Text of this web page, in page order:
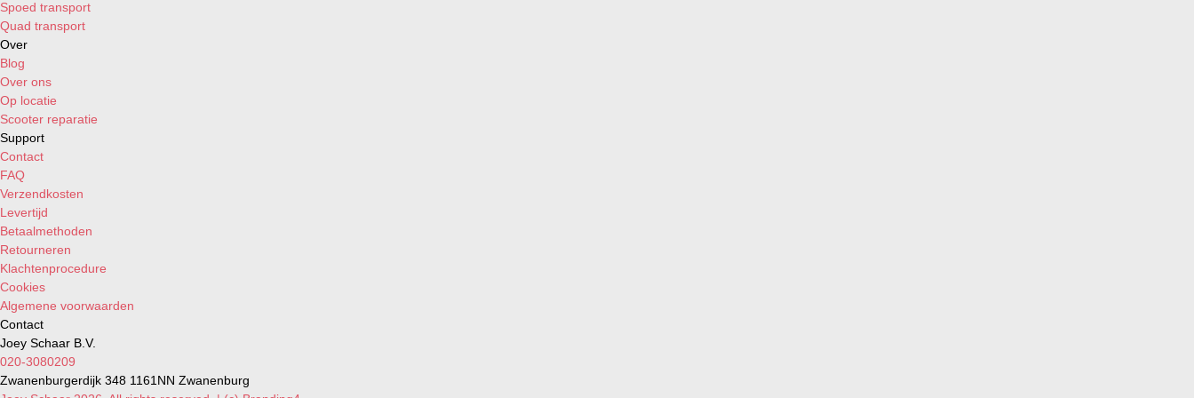
Derbi Boulevard 125 AIR 4T E3 '08-'12 (SPORT VARIATOR)
Derbi Boulevard 200 AIR 4T E2 '05-'06 (SPORT VARIATOR)
Spoed transport
Quad transport
Over
Blog
Over ons
Op locatie
Scooter reparatie
Support
Contact
FAQ
Verzendkosten
Levertijd
Betaalmethoden
Retourneren
Klachtenprocedure
Cookies
Algemene voorwaarden
Contact
Joey Schaar B.V.
020-3080209
Zwanenburgerdijk 348 1161NN Zwanenburg